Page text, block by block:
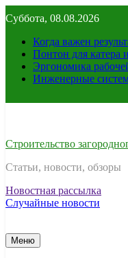
к
содержимому
Суббота, 08.08.2026
Когда важен
Понтон для катера
Эргономика
Инженерные
Строительство
Статьи, новости, обзоры
Новостная рассылка
Случайные новости
Меню